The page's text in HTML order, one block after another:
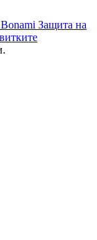
Защита на